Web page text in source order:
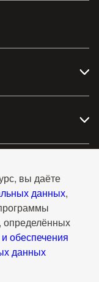
вы даёте
данных,
определённых
обеспечения
данных